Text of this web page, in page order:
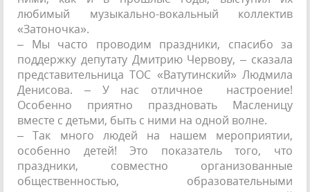
любимый музыкально-вокальный коллектив
«Затоночка».
– Мы часто проводим праздники, спасибо за
поддержку депутату Дмитрию Червову, – сказала
представительница ТОС «Ватутинский» Людмила
Денисова. – У нас отличное настроение!
Особенно приятно праздновать Масленицу
вместе с детьми, быть с ними на одной волне.
– Так много людей на нашем мероприятии,
особенно детей! Это показатель того, что
праздники, совместно организованные
общественностью, образовательными